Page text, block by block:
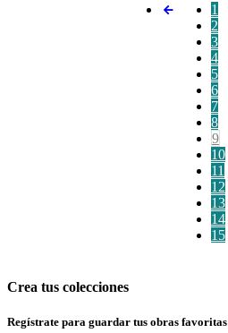
1
2
3
4
5
6
7
8
9
10
11
12
13
14
15
Crea tus colecciones
Regístrate para guardar tus obras favoritas